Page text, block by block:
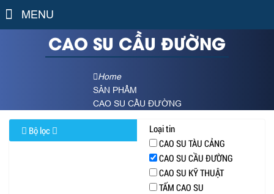
MENU
CAO SU CẦU ĐƯỜNG
Home
SẢN PHẨM
CAO SU CẦU ĐƯỜNG
Bộ lọc
Loại tin
CAO SU TÀU CẢNG
CAO SU CẦU ĐƯỜNG
CAO SU KỸ THUẬT
TẤM CAO SU